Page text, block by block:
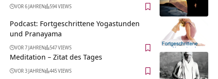
VOR 6 JAHREN 594 VIEWS
Podcast: Fortgeschrittene Yogastunden
und Pranayama
VOR 7 JAHREN 547 VIEWS
Meditation – Zitat des Tages
VOR 3 JAHREN 445 VIEWS